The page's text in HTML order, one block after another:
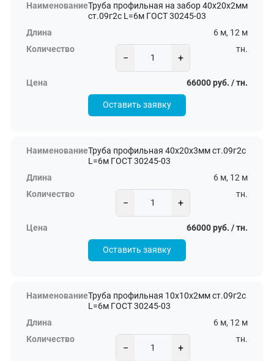
Труба профильная на забор 40х20х2мм
ст.09г2с L=6м ГОСТ 30245-03
6 м, 12 м
− +
тн.
66000 руб. / тн.
Оставить заявку
Труба профильная 40х20х3мм ст.09г2с
L=6м ГОСТ 30245-03
6 м, 12 м
− +
тн.
66000 руб. / тн.
Оставить заявку
Труба профильная 10х10х2мм ст.09г2с
L=6м ГОСТ 30245-03
6 м, 12 м
− +
тн.